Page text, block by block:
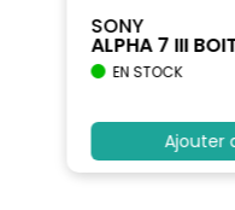
SONY
ALPHA 7 III
EN STOCK
Ajouter